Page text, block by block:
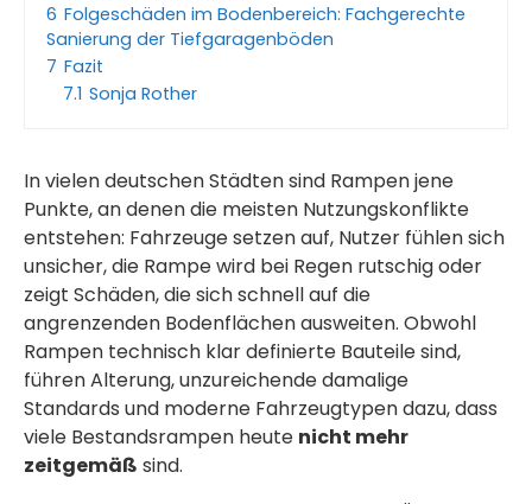
6 Folgeschäden im Bodenbereich: Fachgerechte
Sanierung der Tiefgaragenböden
7 Fazit
7.1 Sonja Rother
In vielen deutschen Städten sind Rampen jene
Punkte, an denen die meisten Nutzungskonflikte
entstehen: Fahrzeuge setzen auf, Nutzer fühlen sich
unsicher, die Rampe wird bei Regen rutschig oder
zeigt Schäden, die sich schnell auf die
angrenzenden Bodenflächen ausweiten. Obwohl
Rampen technisch klar definierte Bauteile sind,
führen Alterung, unzureichende damalige
Standards und moderne Fahrzeugtypen dazu, dass
viele Bestandsrampen heute nicht mehr
zeitgemäß sind.